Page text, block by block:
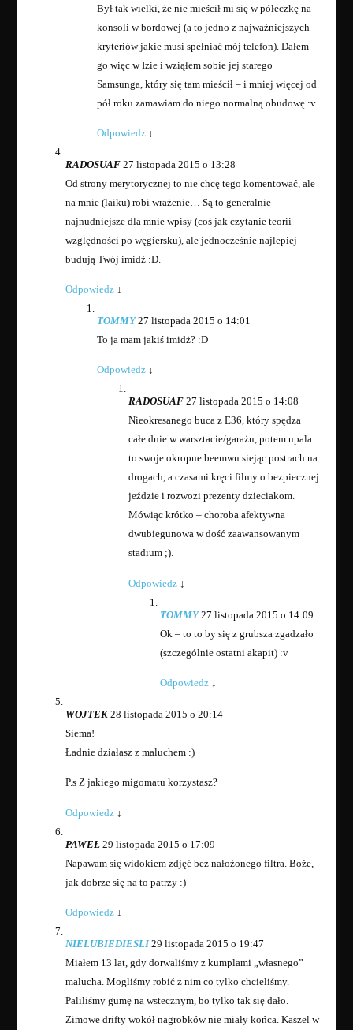
Był tak wielki, że nie mieścił mi się w półeczkę na
konsoli w bordowej (a to jedno z najważniejszych
kryteriów jakie musi spełniać mój telefon). Dałem
go więc w Izie i wziąłem sobie jej starego
Samsunga, który się tam mieścił – i mniej więcej od
pół roku zamawiam do niego normalną obudowę :v
Odpowiedz ↓
RADOSUAF 27 listopada 2015 o 13:28
Od strony merytorycznej to nie chcę tego komentować, ale
na mnie (laiku) robi wrażenie… Są to generalnie
najnudniejsze dla mnie wpisy (coś jak czytanie teorii
względności po węgiersku), ale jednocześnie najlepiej
budują Twój imidż :D.
Odpowiedz ↓
TOMMY 27 listopada 2015 o 14:01
To ja mam jakiś imidż? :D
Odpowiedz ↓
RADOSUAF 27 listopada 2015 o 14:08
Nieokresanego buca z E36, który spędza
całe dnie w warsztacie/garażu, potem upala
to swoje okropne beemwu siejąc postrach na
drogach, a czasami kręci filmy o bezpiecznej
jeździe i rozwozi prezenty dzieciakom.
Mówiąc krótko – choroba afektywna
dwubiegunowa w dość zaawansowanym
stadium ;).
Odpowiedz ↓
TOMMY 27 listopada 2015 o 14:09
Ok – to to by się z grubsza zgadzało
(szczególnie ostatni akapit) :v
Odpowiedz ↓
WOJTEK28 listopada 2015 o 20:14
Siema!
Ładnie działasz z maluchem :)
P.s Z jakiego migomatu korzystasz?
Odpowiedz ↓
PAWEŁ 29 listopada 2015 o 17:09
Napawam się widokiem zdjęć bez nałożonego filtra. Boże,
jak dobrze się na to patrzy :)
Odpowiedz ↓
NIELUBIEDIESLI 29 listopada 2015 o 19:47
Miałem 13 lat, gdy dorwaliśmy z kumplami „własnego”
malucha. Mogliśmy robić z nim co tylko chcieliśmy.
Paliliśmy gumę na wstecznym, bo tylko tak się dało.
Zimowe drifty wokół nagrobków nie miały końca. Kaszel w